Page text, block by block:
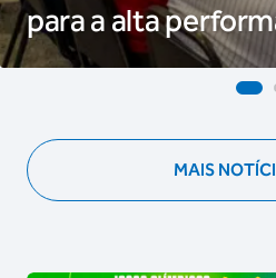
para a alta
MAIS